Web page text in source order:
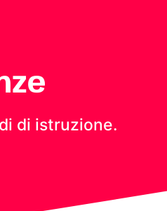
di istruzione.